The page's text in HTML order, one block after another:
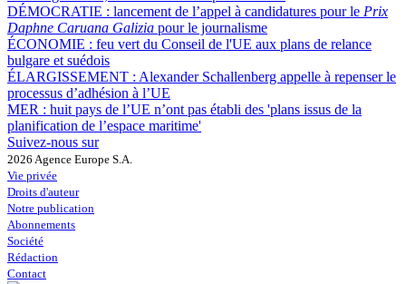
DÉMOCRATIE : lancement de l’appel à candidatures pour le Prix
Daphne Caruana Galizia pour le journalisme
ÉCONOMIE : feu vert du Conseil de l'UE aux plans de relance
bulgare et suédois
ÉLARGISSEMENT : Alexander Schallenberg appelle à repenser le
processus d’adhésion à l’UE
MER : huit pays de l’UE n’ont pas établi des 'plans issus de la
planification de l’espace maritime'
Suivez-nous sur
2026 Agence Europe S.A.
Vie privée
Droits d'auteur
Notre publication
Abonnements
Société
Rédaction
Contact